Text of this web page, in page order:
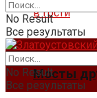
Мосты
No Result
Все результаты
No Result
Все результаты